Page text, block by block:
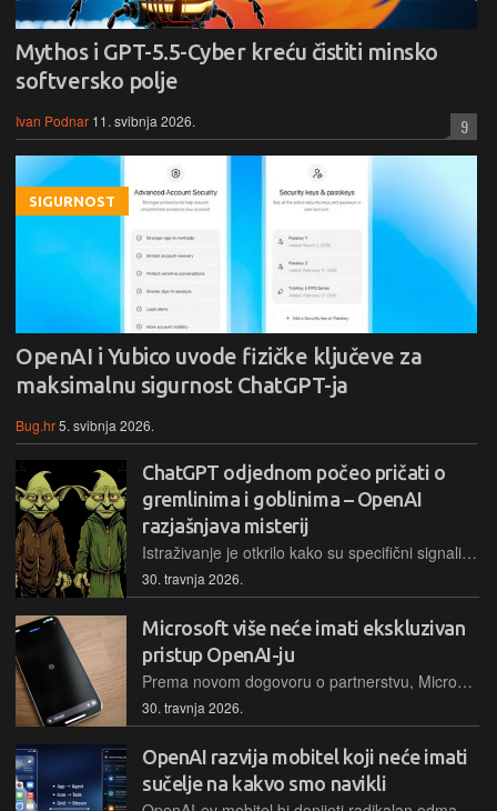
Mythos i GPT-5.5-Cyber kreću čistiti minsko
softversko polje
Ivan Podnar 11. svibnja 2026. 9
SIGURNOST
OpenAI i Yubico uvode fizičke ključeve za
maksimalnu sigurnost ChatGPT-ja
Bug.hr5. svibnja 2026.
ChatGPT odjednom počeo pričati o
gremlinima i goblinima – OpenAI
razjašnjava misterij
Istraživanje je otkrilo kako su specifični signali nagrađivanja tijekom treninga "Nerdy" osobnosti uzrokovali neočekivano širenje metafora o goblinima kroz više generacija njihovih GPT modela
30. travnja 2026.
Microsoft više neće imati ekskluzivan
pristup OpenAI-ju
Prema novom dogovoru o ​partnerstvu, Microsoft će ostati OpenAI-jev primarni ‌cloud ⁠partner i imati licencu za OpenAI-jevo intelektualno vlasništvo do 2032. godine.
30. travnja 2026.
OpenAI razvija mobitel koji neće imati
sučelje na kakvo smo navikli